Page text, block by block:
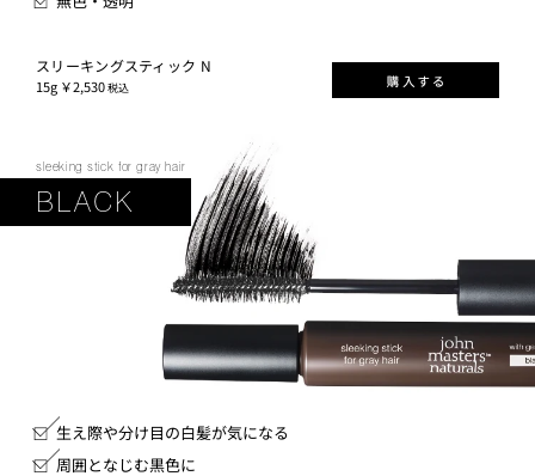
スリーキングスティック N
15g ￥2,530税込
sleeking stick for gray hair
BLACK
生え際や分け目の白髪が気になる
周囲となじむ黒色に